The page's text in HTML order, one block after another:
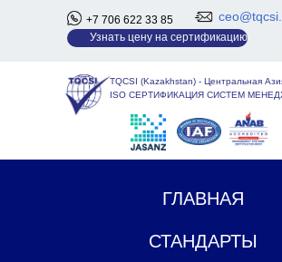
+7 706 622 33 85
Узнать цену на сертификацию
TQCSI (Kazakhstan) - Центральная
ISO СЕРТИФИКАЦИЯ СИСТЕМ
ГЛАВНАЯ
СТАНДАРТЫ